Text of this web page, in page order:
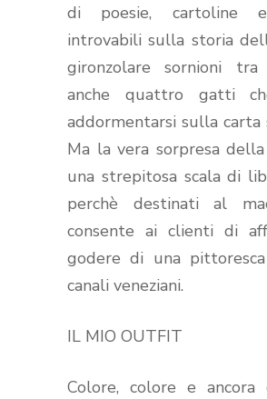
di poesie, cartoline e
introvabili sulla storia
gironzolare sornioni
anche quattro gatti
addormentarsi sulla carta
Ma la vera sorpresa
una strepitosa scala di
perchè destinati al
consente ai clienti di
godere di una
canali veneziani.
IL MIO OUTFIT
Colore, colore e ancora